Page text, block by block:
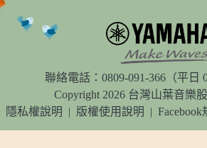
聯絡電話：0809-091-366（平日
Copyright 2026 台灣山葉音樂
隱私權說明
| 版權使用說明 | Facebook